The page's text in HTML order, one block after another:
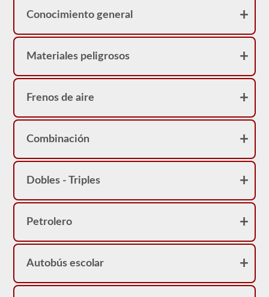
Conocimiento general
Materiales peligrosos
Frenos de aire
Combinación
Dobles - Triples
Petrolero
Autobús escolar